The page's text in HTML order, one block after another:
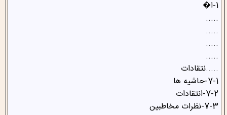
1-ا�
.....
.....
.....
.....
.....نتقادات
7-1-حاشیه ها
7-2-انتقادات
7-3-نظرات مخاطبین